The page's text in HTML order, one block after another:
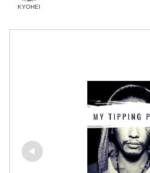
KYOHEI